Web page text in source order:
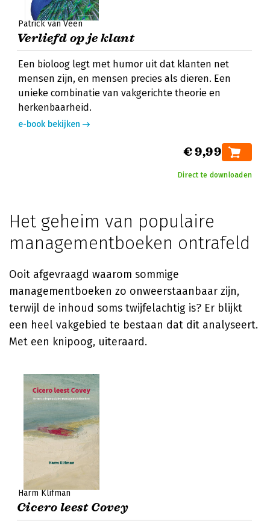
Patrick van Veen
Verliefd op je klant
Een bioloog legt met humor uit dat klanten net
mensen zijn, en mensen precies als dieren. Een
unieke combinatie van vakgerichte theorie en
herkenbaarheid.
e-book bekijken
€ 9,99
Direct te downloaden
Het geheim van populaire
managementboeken ontrafeld
Ooit afgevraagd waarom sommige
managementboeken zo onweerstaanbaar zijn,
terwijl de inhoud soms twijfelachtig is? Er blijkt
een heel vakgebied te bestaan dat dit analyseert.
Met een knipoog, uiteraard.
Harm Klifman
Cicero leest Covey